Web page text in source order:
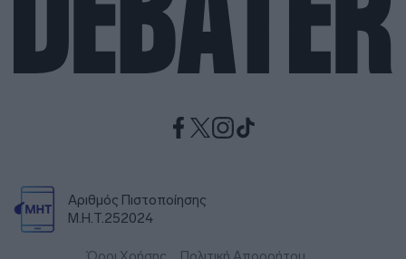
Αριθμός Πιστοποίησης
Μ.Η.Τ.252024